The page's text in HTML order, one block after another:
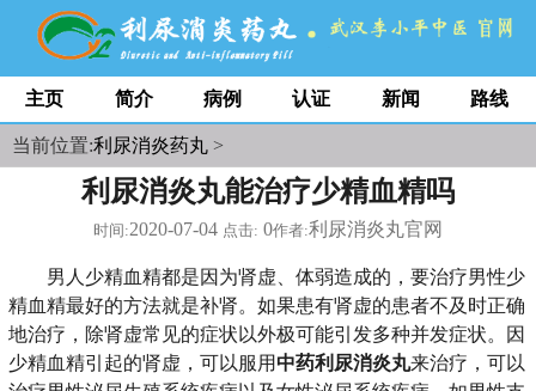
主页 简介 病例 认证 新闻 路线
当前位置:利尿消炎药丸 >
利尿消炎丸能治疗少精血精吗
时间:2020-07-04 点击: 0作者:利尿消炎丸官网
男人少精血精都是因为肾虚、体弱造成的，要治疗男性少
精血精最好的方法就是补肾。如果患有肾虚的患者不及时正确
地治疗，除肾虚常见的症状以外极可能引发多种并发症状。因
少精血精引起的肾虚，可以服用中药利尿消炎丸来治疗，可以